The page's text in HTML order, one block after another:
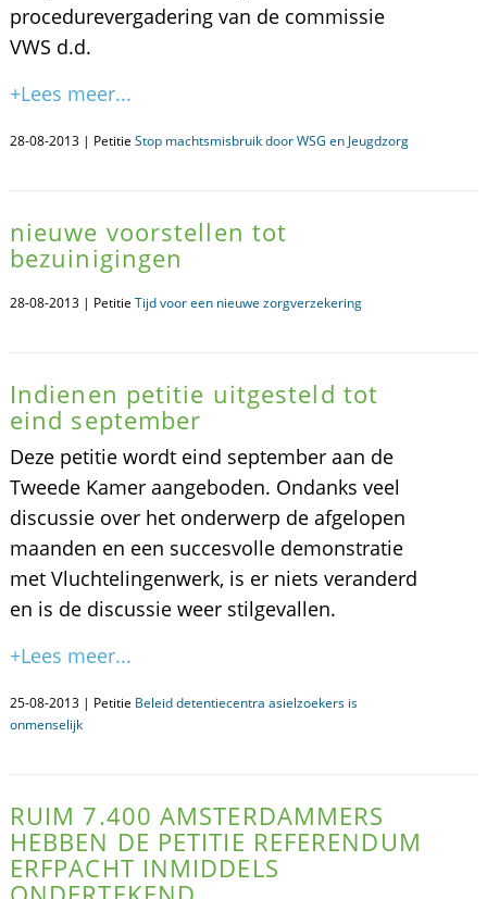
procedurevergadering van de commissie
VWS d.d.
+Lees meer...
28-08-2013 | Petitie Stop machtsmisbruik door WSG en Jeugdzorg
nieuwe voorstellen tot
bezuinigingen
28-08-2013 | Petitie Tijd voor een nieuwe zorgverzekering
Indienen petitie uitgesteld tot
eind september
Deze petitie wordt eind september aan de
Tweede Kamer aangeboden. Ondanks veel
discussie over het onderwerp de afgelopen
maanden en een succesvolle demonstratie
met Vluchtelingenwerk, is er niets veranderd
en is de discussie weer stilgevallen.
+Lees meer...
25-08-2013 | Petitie Beleid detentiecentra asielzoekers is
onmenselijk
RUIM 7.400 AMSTERDAMMERS
HEBBEN DE PETITIE REFERENDUM
ERFPACHT INMIDDELS